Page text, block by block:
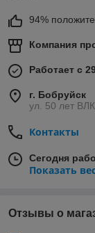
94%
Компания
Работает с
г. Бобруйск
ул. 50 лет
Контакты
Сегодня
Показать
Отзывы о